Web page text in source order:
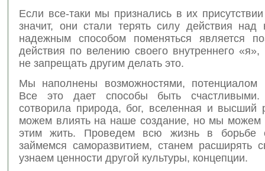
Если все-таки мы признались в их
значит, они стали терять силу действия
надежным способом поменяться является
действия по велению своего внутреннего
не запрещать другим делать это.
Мы наполнены возможностями, потенциалом
Все это дает способы быть
сотворила природа, бог, вселенная и
можем влиять на наше создание, но мы можем
этим жить. Проведем всю жизнь в борьбе
займемся саморазвитием, станем расширять
узнаем ценности другой культуры, концепции.